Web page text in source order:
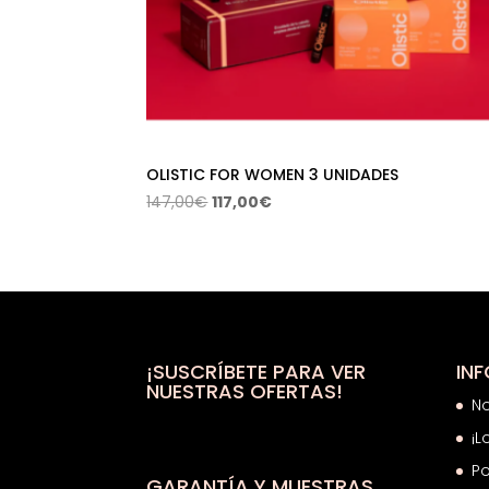
OLISTIC FOR WOMEN 3 UNIDADES
147,00€El
117,00€El
¡SUSCRÍBETE PARA VER
NUESTRAS OFERTAS!